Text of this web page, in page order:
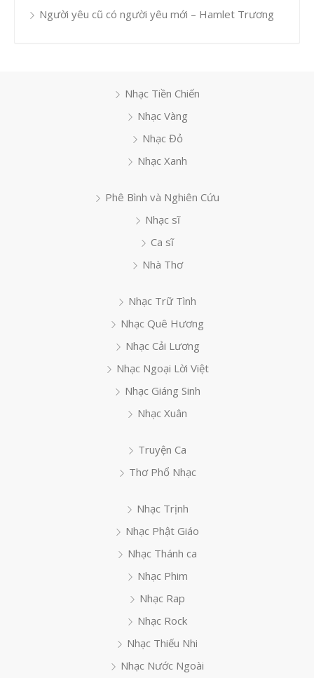
Người yêu cũ có người yêu mới – Hamlet Trương
Nhạc Tiền Chiến
Nhạc Vàng
Nhạc Đỏ
Nhạc Xanh
Phê Bình và Nghiên Cứu
Nhạc sĩ
Ca sĩ
Nhà Thơ
Nhạc Trữ Tình
Nhạc Quê Hương
Nhạc Cải Lương
Nhạc Ngoại Lời Việt
Nhạc Giáng Sinh
Nhạc Xuân
Truyện Ca
Thơ Phổ Nhạc
Nhạc Trịnh
Nhạc Phật Giáo
Nhạc Thánh ca
Nhạc Phim
Nhạc Rap
Nhạc Rock
Nhạc Thiếu Nhi
Nhạc Nước Ngoài